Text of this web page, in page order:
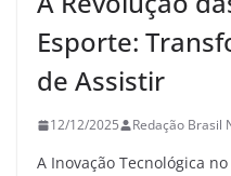
Esporte:
de Assistir
12/12/2025 Redação Brasil
A Inovação Tecnológica